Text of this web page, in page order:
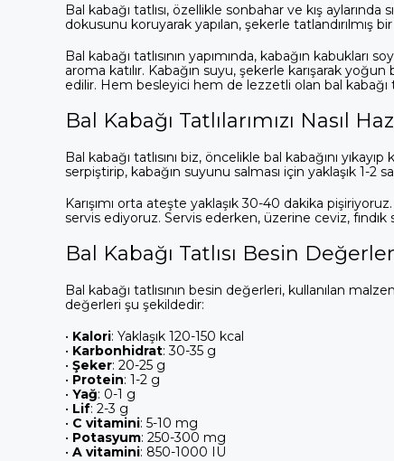
Bal kabağı tatlısı, özellikle sonbahar ve kış
dokusunu koruyarak yapılan, şekerle tatlandırılmış
Bal kabağı tatlısının yapımında, kabağın
aroma katılır. Kabağın suyu, şekerle karışarak
edilir. Hem besleyici hem de lezzetli olan bal kabağı
Bal Kabağı Tatlılarımızı Nasıl
Bal kabağı tatlısını biz, öncelikle bal kabağını
serpiştirip, kabağın suyunu salması için yaklaşık 1-2
Karışımı orta ateşte yaklaşık 30-40 dakika
servis ediyoruz. Servis ederken, üzerine ceviz,
Bal Kabağı Tatlısı Besin
Bal kabağı tatlısının besin değerleri, kullanılan
değerleri şu şekildedir:
• Kalori: Yaklaşık 120-150 kcal
• Karbonhidrat: 30-35 g
• Şeker: 20-25 g
• Protein: 1-2 g
• Yağ: 0-1 g
• Lif: 2-3 g
• C vitamini: 5-10 mg
• Potasyum: 250-300 mg
• A vitamini: 850-1000 IU